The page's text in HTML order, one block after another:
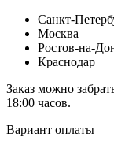
Санкт-
Москва
Ростов-на-
Краснодар
Заказ можно
18:00 часов.
Вариант оплаты